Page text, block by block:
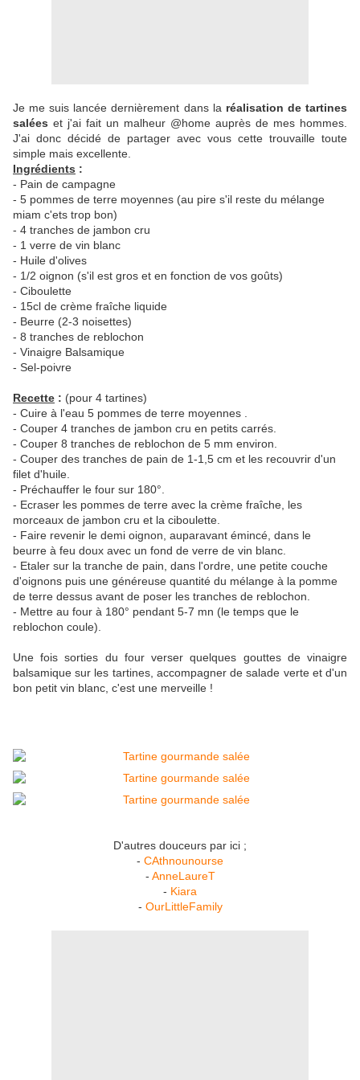
Je me suis lancée dernièrement dans la réalisation de tartines
salées et j'ai fait un malheur @home auprès de mes hommes.
J'ai donc décidé de partager avec vous cette trouvaille toute
simple mais excellente.
Ingrédients :
- Pain de campagne
- 5 pommes de terre moyennes (au pire s'il reste du mélange
miam c'ets trop bon)
- 4 tranches de jambon cru
- 1 verre de vin blanc
- Huile d'olives
- 1/2 oignon (s'il est gros et en fonction de vos goûts)
- Ciboulette
- 15cl de crème fraîche liquide
- Beurre (2-3 noisettes)
- 8 tranches de reblochon
- Vinaigre Balsamique
- Sel-poivre
Recette : (pour 4 tartines)
- Cuire à l'eau 5 pommes de terre moyennes .
- Couper 4 tranches de jambon cru en petits carrés.
- Couper 8 tranches de reblochon de 5 mm environ.
- Couper des tranches de pain de 1-1,5 cm et les recouvrir d'un
filet d'huile.
- Préchauffer le four sur 180°.
- Ecraser les pommes de terre avec la crème fraîche, les
morceaux de jambon cru et la ciboulette.
- Faire revenir le demi oignon, auparavant émincé, dans le
beurre à feu doux avec un fond de verre de vin blanc.
- Etaler sur la tranche de pain, dans l'ordre, une petite couche
d'oignons puis une généreuse quantité du mélange à la pomme
de terre dessus avant de poser les tranches de reblochon.
- Mettre au four à 180° pendant 5-7 mn (le temps que le
reblochon coule).
Une fois sorties du four verser quelques gouttes de vinaigre
balsamique sur les tartines, accompagner de salade verte et d'un
bon petit vin blanc, c'est une merveille !
D'autres douceurs par ici ;
- CAthnounourse
- AnneLaureT
- Kiara
- OurLittleFamily